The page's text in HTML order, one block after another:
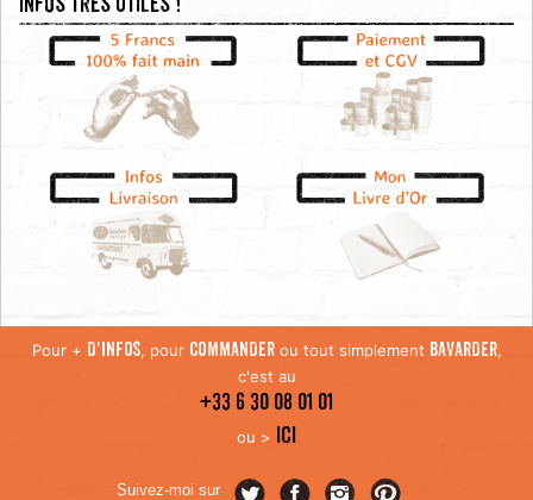
Infos très utiles !
Pour + D'INFOS, pour COMMANDERou tout simplement BAVARDER,
c'est au
+33 6 30 08 01 01
ou > ICI
Suivez-moi sur